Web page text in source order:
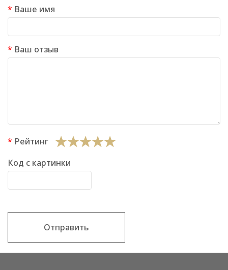
Ваше имя
Ваш отзыв
Рейтинг
Код с картинки
Отправить